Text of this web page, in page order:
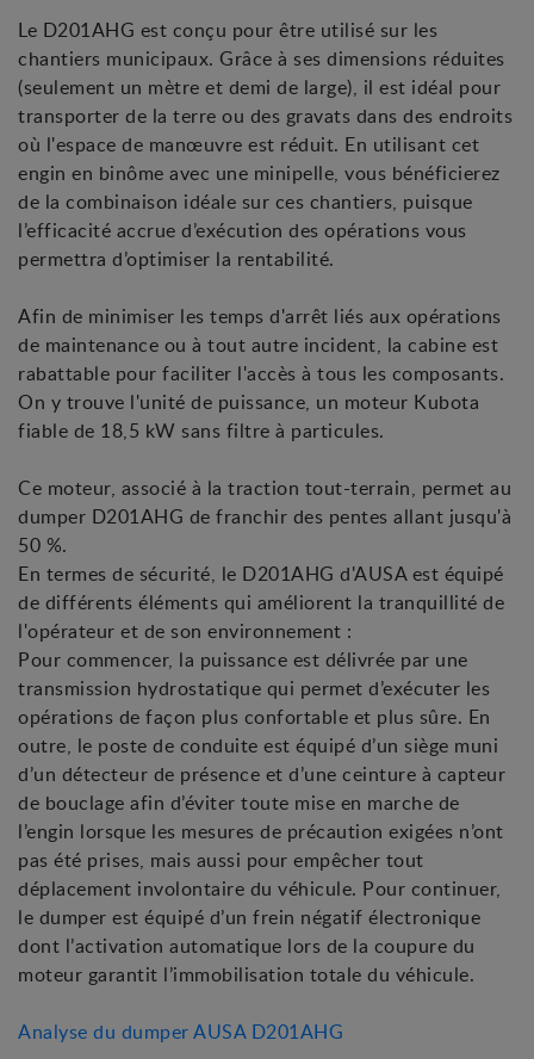
Le D201AHG est conçu pour être utilisé sur les
chantiers municipaux. Grâce à ses dimensions réduites
(seulement un mètre et demi de large), il est idéal pour
transporter de la terre ou des gravats dans des endroits
où l'espace de manœuvre est réduit. En utilisant cet
engin en binôme avec une minipelle, vous bénéficierez
de la combinaison idéale sur ces chantiers, puisque
l’efficacité accrue d’exécution des opérations vous
permettra d’optimiser la rentabilité.
Afin de minimiser les temps d'arrêt liés aux opérations
de maintenance ou à tout autre incident, la cabine est
rabattable pour faciliter l'accès à tous les composants.
On y trouve l'unité de puissance, un moteur Kubota
fiable de 18,5 kW sans filtre à particules.
Ce moteur, associé à la traction tout-terrain, permet au
dumper D201AHG de franchir des pentes allant jusqu'à
50 %.
En termes de sécurité, le D201AHG d'AUSA est équipé
de différents éléments qui améliorent la tranquillité de
l'opérateur et de son environnement :
Pour commencer, la puissance est délivrée par une
transmission hydrostatique qui permet d’exécuter les
opérations de façon plus confortable et plus sûre. En
outre, le poste de conduite est équipé d’un siège muni
d’un détecteur de présence et d’une ceinture à capteur
de bouclage afin d’éviter toute mise en marche de
l’engin lorsque les mesures de précaution exigées n’ont
pas été prises, mais aussi pour empêcher tout
déplacement involontaire du véhicule. Pour continuer,
le dumper est équipé d’un frein négatif électronique
dont l’activation automatique lors de la coupure du
moteur garantit l’immobilisation totale du véhicule.
Analyse du dumper AUSA D201AHG